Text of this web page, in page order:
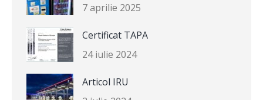
7 aprilie 2025
Certificat TAPA
24 iulie 2024
Articol IRU